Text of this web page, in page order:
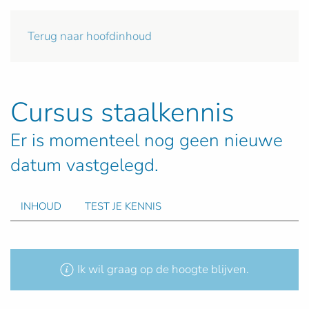
Terug naar hoofdinhoud
Cursus staalkennis
Er is momenteel nog geen nieuwe
datum vastgelegd.
INHOUD TEST JE KENNIS
Ik wil graag op de hoogte blijven.